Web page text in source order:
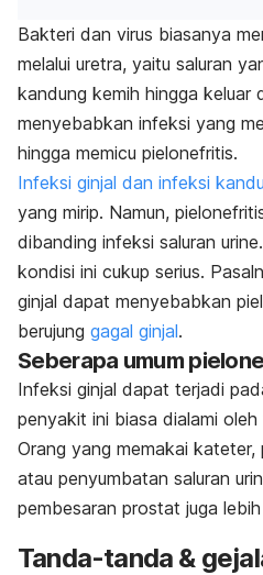
Bakteri dan virus biasanya
melalui uretra, yaitu saluran
kandung kemih hingga keluar
menyebabkan infeksi yang
hingga memicu pielonefritis.
Infeksi ginjal dan infeksi
yang mirip. Namun,
dibanding infeksi saluran
kondisi ini cukup serius.
ginjal dapat menyebabkan
berujung gagal ginjal.
Seberapa umum
Infeksi ginjal dapat terjadi
penyakit ini biasa dialami
Orang yang memakai
atau penyumbatan saluran
pembesaran prostat juga
Tanda-tanda &